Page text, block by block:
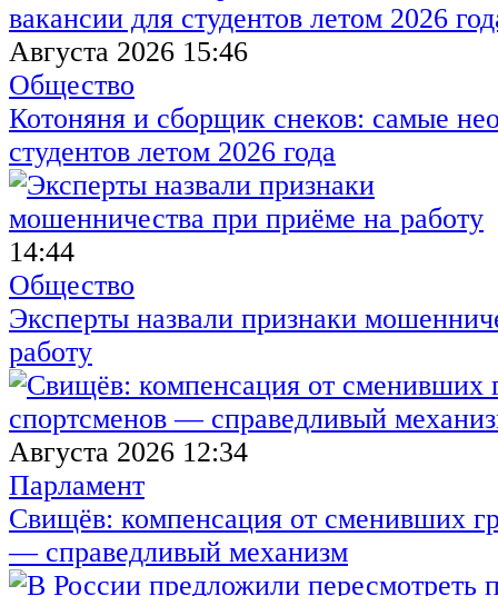
Августа 2026 15:46
Общество
Котоняня и сборщик снеков: самые
студентов летом 2026 года
14:44
Общество
Эксперты назвали признаки
работу
Августа 2026 12:34
Парламент
Свищёв: компенсация от сменивших
— справедливый механизм